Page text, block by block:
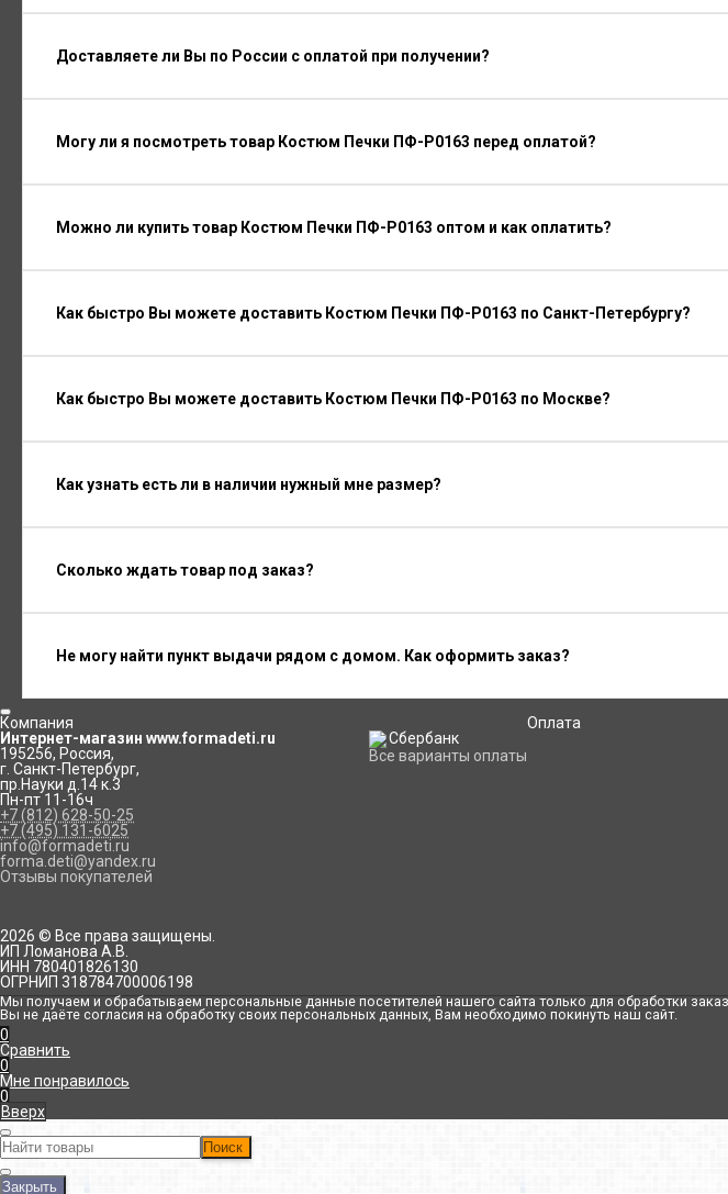
Доставляете ли Вы по России с оплатой при получении?
Могу ли я посмотреть товар Костюм Печки ПФ-P0163 перед оплатой?
Можно ли купить товар Костюм Печки ПФ-P0163 оптом и как оплатить?
Как быстро Вы можете доставить Костюм Печки ПФ-P0163 по Санкт-Петербургу?
Как быстро Вы можете доставить Костюм Печки ПФ-P0163 по Москве?
Как узнать есть ли в наличии нужный мне размер?
Сколько ждать товар под заказ?
Не могу найти пункт выдачи рядом с домом. Как оформить заказ?
Компания
Интернет-магазин www.formadeti.ru
195256, Россия,
г. Санкт-Петербург,
пр.Науки д.14 к.3
Пн-пт 11-16ч
+7 (812) 628-50-25
+7 (495) 131-6025
info@formadeti.ru
forma.deti@yandex.ru
Отзывы покупателей
Оплата
Все варианты оплаты
2026 © Все права защищены.
ИП Ломанова А.В.
ИНН 780401826130
ОГРНИП 318784700006198
Мы получаем и обрабатываем персональные данные посетителей нашего сайта только для обработки
Вы не даёте согласия на обработку своих персональных данных, Вам необходимо покинуть наш сайт.
0
Сравнить
0
Мне понравилось
0
Вверх
Поиск
Закрыть